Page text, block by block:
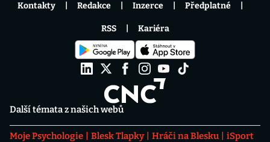
Další témata z našich webů
Moje Psychologie Blesk Tlapky Hráči na Blesku
iSport
Kontakty Redakce Inzerce Předplatné
RSS Kariéra